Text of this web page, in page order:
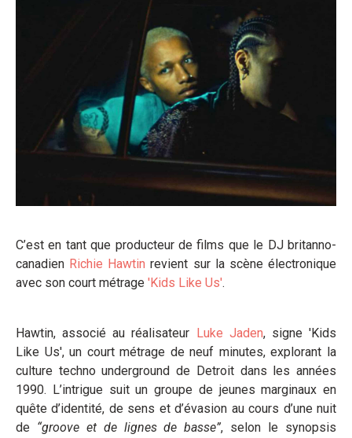
C’est en tant que producteur de films que le DJ britanno-
canadien Richie Hawtin revient sur la scène électronique
avec son court métrage 'Kids Like Us'.
Hawtin, associé au réalisateur Luke Jaden, signe 'Kids
Like Us', un court métrage de neuf minutes, explorant la
culture techno underground de Detroit dans les années
1990. L’intrigue suit un groupe de jeunes marginaux en
quête d’identité, de sens et d’évasion au cours d’une nuit
de “groove et de lignes debasse”, selon le synopsis